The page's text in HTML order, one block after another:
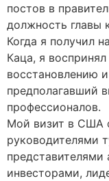
постов в
должность главы
Когда я получил
Каца, я
восстановлению
предполагавший
профессионалов.
Мой визит в США
руководителями
инвесторами,